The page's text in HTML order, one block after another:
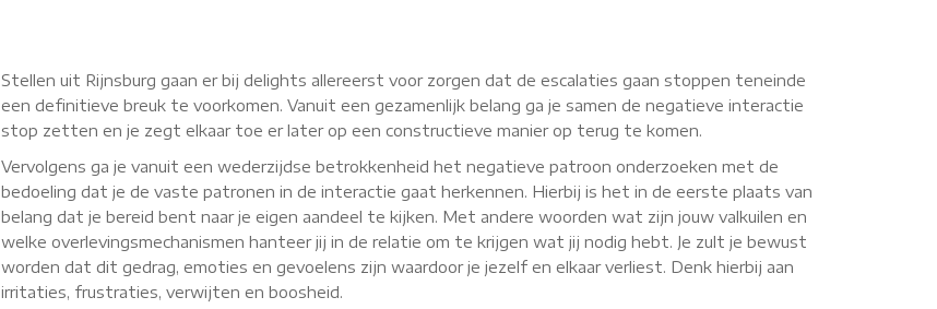
Stellen uit Rijnsburg gaan er bij delights allereerst voor zorgen dat de escalaties gaan stoppen teneinde
een definitieve breuk te voorkomen. Vanuit een gezamenlijk belang ga je samen de negatieve interactie
stop zetten en je zegt elkaar toe er later op een constructieve manier op terug te komen.
Vervolgens ga je vanuit een wederzijdse betrokkenheid het negatieve patroon onderzoeken met de
bedoeling dat je de vaste patronen in de interactie gaat herkennen. Hierbij is het in de eerste plaats van
belang dat je bereid bent naar je eigen aandeel te kijken. Met andere woorden wat zijn jouw valkuilen en
welke overlevingsmechanismen hanteer jij in de relatie om te krijgen wat jij nodig hebt. Je zult je bewust
worden dat dit gedrag, emoties en gevoelens zijn waardoor je jezelf en elkaar verliest. Denk hierbij aan
irritaties, frustraties, verwijten en boosheid.